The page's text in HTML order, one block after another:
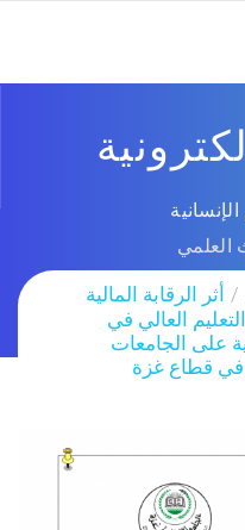
العلمي
أثر الرقابة المالية
العالي في
على الجامعات
في قطاع غزة